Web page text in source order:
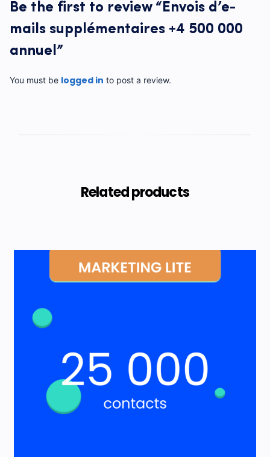
Be the first to review “Envois d’e-
mails supplémentaires +4 500 000
annuel”
You must be logged in to post a review.
Related products